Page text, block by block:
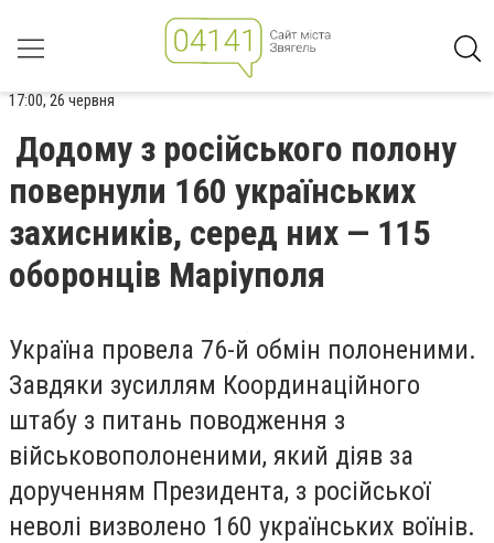
17:00, 26 червня
Додому з російського полону
повернули 160 українських
захисників, серед них — 115
оборонців Маріуполя
Україна провела 76-й обмін полоненими.
Завдяки зусиллям Координаційного
штабу з питань поводження з
військовополоненими, який діяв за
дорученням Президента, з російської
неволі визволено 160 українських воїнів.